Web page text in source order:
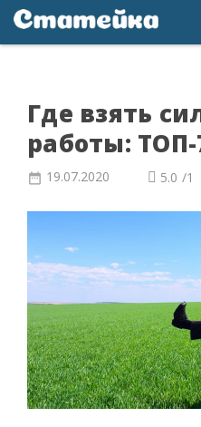
Где взять
работы: ТОП-
19.07.2020 5.0 /1